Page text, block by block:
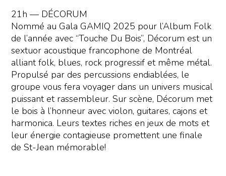
21h — DÉCORUM
Nommé au Gala GAMIQ 2025 pour l’Album Folk
de l’année avec “Touche Du Bois”, Décorum est un
sextuor acoustique francophone de Montréal
alliant folk, blues, rock progressif et même métal.
Propulsé par des percussions endiablées, le
groupe vous fera voyager dans un univers musical
puissant et rassembleur. Sur scène, Décorum met
le bois à l’honneur avec violon, guitares, cajons et
harmonica. Leurs textes riches en jeux de mots et
leur énergie contagieuse promettent une finale
de St-Jean mémorable!